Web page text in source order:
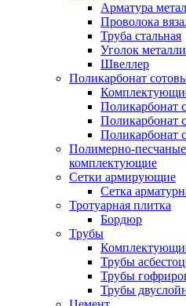
Арматура
Проволока
Труба стальная
Уголок
Швеллер
Поликарбонат
Поликарбонат
Поликарбонат
Поликарбонат
Полимерно-
комплектующие
Сетки армирующие
Сетка
Тротуарная плитка
Бордюр
Трубы
Трубы
Трубы
Трубы